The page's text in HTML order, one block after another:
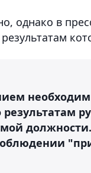
однако в